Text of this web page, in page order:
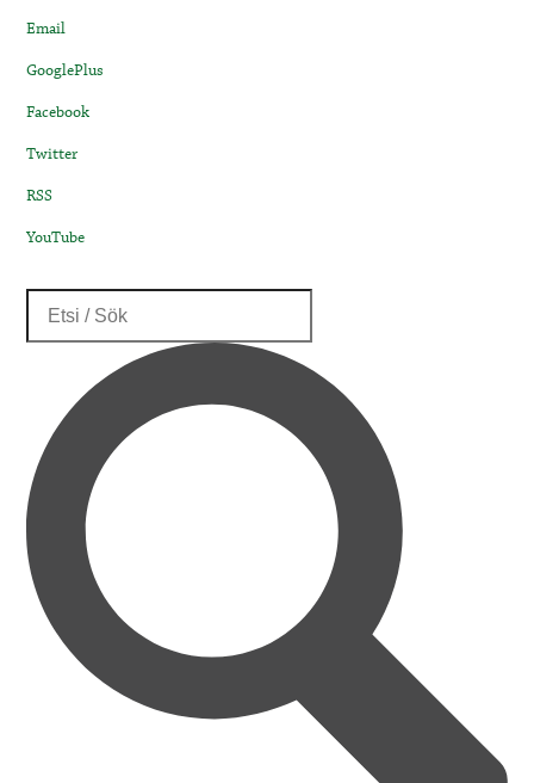
Email
GooglePlus
Facebook
Twitter
RSS
YouTube